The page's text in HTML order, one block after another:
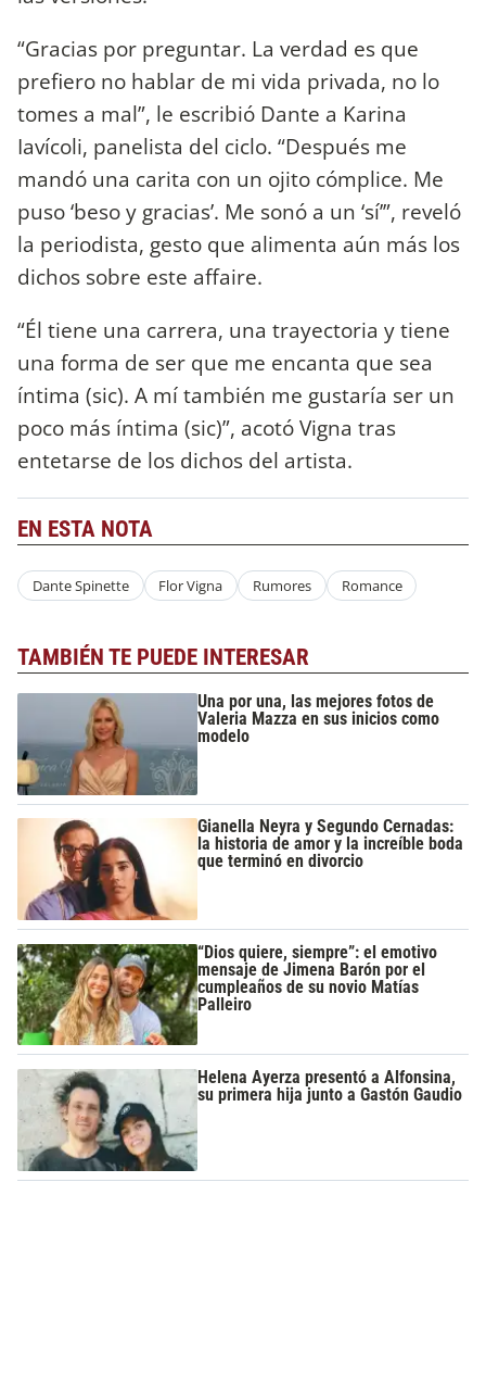
“Gracias por preguntar. La verdad es que
prefiero no hablar de mi vida privada, no lo
tomes a mal”, le escribió Dante a Karina
Iavícoli, panelista del ciclo. “Después me
mandó una carita con un ojito cómplice. Me
puso ‘beso y gracias’. Me sonó a un ‘sí’”, reveló
la periodista, gesto que alimenta aún más los
dichos sobre este affaire.
“Él tiene una carrera, una trayectoria y tiene
una forma de ser que me encanta que sea
íntima (sic). A mí también me gustaría ser un
poco más íntima (sic)”, acotó Vigna tras
entetarse de los dichos del artista.
EN ESTA NOTA
Dante Spinette Flor Vigna Rumores Romance
TAMBIÉN TE PUEDE INTERESAR
Una por una, las mejores fotos de
Valeria Mazza en sus inicios como
modelo
Gianella Neyra y Segundo Cernadas:
la historia de amor y la increíble boda
que terminó en divorcio
“Dios quiere, siempre”: el emotivo
mensaje de Jimena Barón por el
cumpleaños de su novio Matías
Palleiro
Helena Ayerza presentó a Alfonsina,
su primera hija junto a Gastón Gaudio